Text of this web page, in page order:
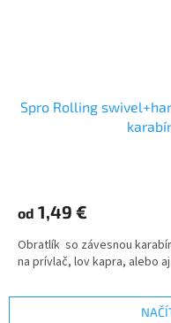
Spro Rolling
od 1,49 €
Obratlík so závesnou
na prívlač, lov kapra, alebo